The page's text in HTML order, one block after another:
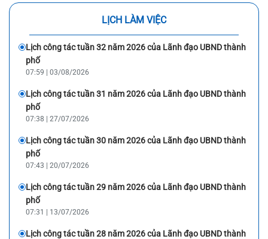
LỊCH LÀM VIỆC
Lịch công tác tuần 32 năm 2026 của Lãnh đạo UBND thành
phố
07:59 | 03/08/2026
Lịch công tác tuần 31 năm 2026 của Lãnh đạo UBND thành
phố
07:38 | 27/07/2026
Lịch công tác tuần 30 năm 2026 của Lãnh đạo UBND thành
phố
07:43 | 20/07/2026
Lịch công tác tuần 29 năm 2026 của Lãnh đạo UBND thành
phố
07:31 | 13/07/2026
Lịch công tác tuần 28 năm 2026 của Lãnh đạo UBND thành